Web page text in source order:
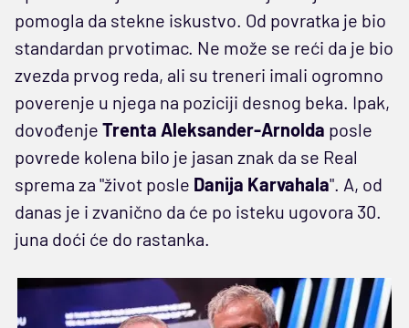
pomogla da stekne iskustvo. Od povratka je bio
standardan prvotimac. Ne može se reći da je bio
zvezda prvog reda, ali su treneri imali ogromno
poverenje u njega na poziciji desnog beka. Ipak,
dovođenje Trenta Aleksander-Arnolda posle
povrede kolena bilo je jasan znak da se Real
sprema za "život posle Danija Karvahala". A, od
danas je i zvanično da će po isteku ugovora 30.
juna doći će do rastanka.